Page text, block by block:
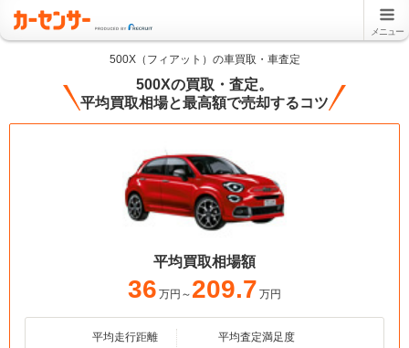
メニュー
500X（フィアット）の車買取・車査定
500Xの買取・査定。
平均買取相場と最高額で売却するコツ
平均買取相場額
36 万円～ 209.7 万円
平均走行距離 平均査定満足度